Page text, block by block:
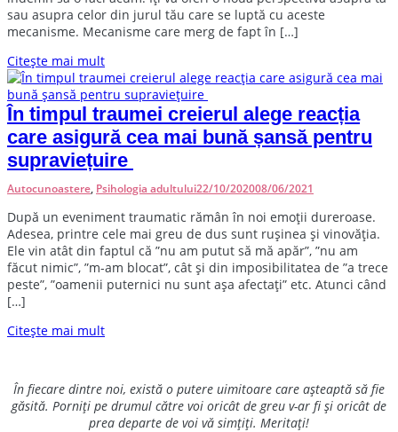
sau asupra celor din jurul tău care se luptă cu aceste
mecanisme. Mecanisme care merg de fapt în […]
Citește mai mult
În timpul traumei creierul alege reacția
care asigură cea mai bună șansă pentru
supraviețuire
Autocunoastere, Psihologia adultului22/10/202008/06/2021
După un eveniment traumatic rămân în noi emoții dureroase.
Adesea, printre cele mai greu de dus sunt rușinea și vinovăția.
Ele vin atât din faptul că ”nu am putut să mă apăr”, ”nu am
făcut nimic”, ”m-am blocat”, cât și din imposibilitatea de ”a trece
peste”, ”oamenii puternici nu sunt așa afectați” etc. Atunci când
[…]
Citește mai mult
În fiecare dintre noi, există o putere uimitoare care așteaptă să fie
găsită. Porniți pe drumul către voi oricât de greu v-ar fi și oricât de
prea departe de voi vă simțiți. Meritați!